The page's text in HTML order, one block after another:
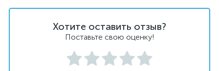
Хотите оставить отзыв?
Поставьте свою оценку!